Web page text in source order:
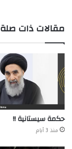
مقالات ذات صلة
حكمة سيستانية !!
منذ 3 أيام